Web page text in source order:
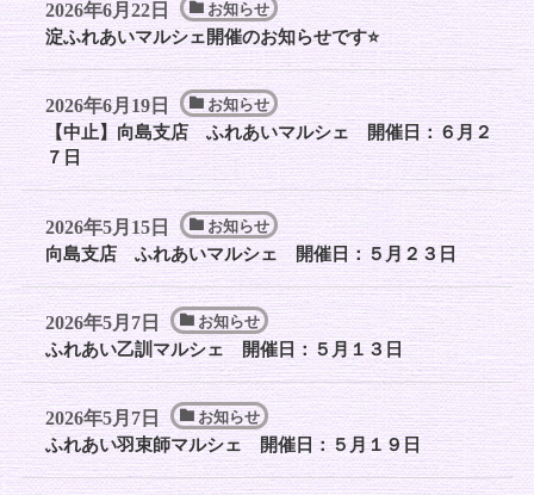
2026年6月22日 お知らせ
淀ふれあいマルシェ開催のお知らせです⭐️
2026年6月19日 お知らせ
【中止】向島支店 ふれあいマルシェ 開催日：６月２
７日
2026年5月15日 お知らせ
向島支店 ふれあいマルシェ 開催日：５月２３日
2026年5月7日 お知らせ
ふれあい乙訓マルシェ 開催日：５月１３日
2026年5月7日 お知らせ
ふれあい羽束師マルシェ 開催日：５月１９日